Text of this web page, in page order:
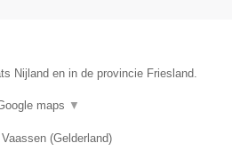
Nijland en in de provincie Friesland.
maps ▼
Vaassen (Gelderland)